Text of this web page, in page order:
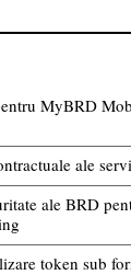
MyBRD
ale
ale BRD
token sub